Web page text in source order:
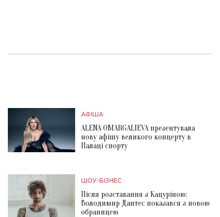
АФІША
ALENA OMARGALIEVA презентувала
нову афішу великого концерту в
Палаці спорту
ШОУ-БІЗНЕС
Після розставання з Кацуріною:
Володимир Дантес показався з новою
обраницею